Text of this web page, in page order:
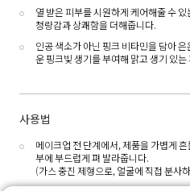
열 받은 피부를 시원하게 케어해줄 수
청량감과 상쾌함을 더해줍니다.
인공 색소가 아닌 핑크 비타민을 담아
운 핑크빛 생기를 부여해 맑고 생기 있
사용법
메이크업 전 단계에서, 제품을 가볍게
부에 부드럽게 펴 발라줍니다.
(가스 충진 제형으로, 얼굴에 직접 분사